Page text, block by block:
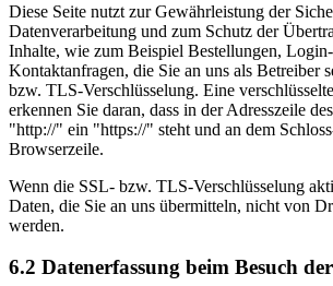
Diese Seite nutzt zur Gewährleistung der
Datenverarbeitung und zum Schutz der
Inhalte, wie zum Beispiel Bestellungen,
Kontaktanfragen, die Sie an uns als Betreiber
bzw. TLS-Verschlüsselung. Eine
erkennen Sie daran, dass in der Adresszeile
"http://" ein "https://" steht und an dem
Browserzeile.
Wenn die SSL- bzw. TLS-Verschlüsselung
Daten, die Sie an uns übermitteln, nicht von
werden.
6.2 Datenerfassung beim Besuch